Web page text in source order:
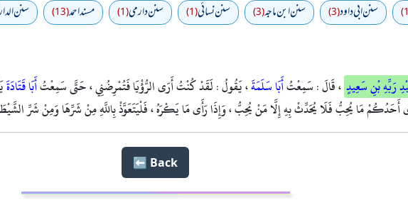
سنن ابي داود(3) سنن ابن ماجه(3) سنن نسائي(1) سنن دارمي(1) مسند احمد(13) سنن
رَبِّهِ بْنِ سَعِيدٍ ، قَالَ : سَمِعْتُأَبَا سَلَمَةَ، يَقُولُ : لَقَدْ كُنْتُ أَرَى الرُّؤْيَا فَتُمْرِضُنِي ، حَتَّى سَمِعْتُأَبَا قَتَادَةَ
أَحَدُكُمْ مَا يُحِبُّ فَلَا يُحَدِّثْ بِهِ إِلَّا مَنْ يُحِبُّ ، وَإِذَا رَأَى مَا يَكْرَهُ ، فَلْيَتَعَوَّذْ بِاللَّهِ مِنْ شَرِّهَا وَمِنْ شَرِّ
Back ⬅️